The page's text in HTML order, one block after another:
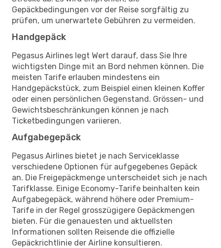
Gepäckbedingungen vor der Reise sorgfältig zu
prüfen, um unerwartete Gebühren zu vermeiden.
Handgepäck
Pegasus Airlines legt Wert darauf, dass Sie Ihre
wichtigsten Dinge mit an Bord nehmen können. Die
meisten Tarife erlauben mindestens ein
Handgepäckstück, zum Beispiel einen kleinen Koffer
oder einen persönlichen Gegenstand. Grössen- und
Gewichtsbeschränkungen können je nach
Ticketbedingungen variieren.
Aufgabegepäck
Pegasus Airlines bietet je nach Serviceklasse
verschiedene Optionen für aufgegebenes Gepäck
an. Die Freigepäckmenge unterscheidet sich je nach
Tarifklasse. Einige Economy-Tarife beinhalten kein
Aufgabegepäck, während höhere oder Premium-
Tarife in der Regel grosszügigere Gepäckmengen
bieten. Für die genauesten und aktuellsten
Informationen sollten Reisende die offizielle
Gepäckrichtlinie der Airline konsultieren.